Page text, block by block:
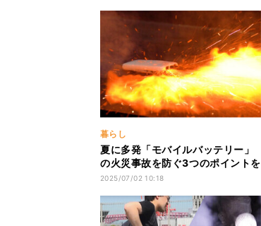
暮らし
夏に多発「モバイルバッテリー」
の火災事故を防ぐ3つのポイントを
NITEが解説 - もし発火したら対処
2025/07/02 10:18